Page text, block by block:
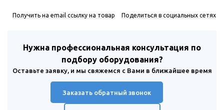
Получить на email ссылку на товар Поделиться в социальных сетях
Нужна профессиональная консультация по
подбору оборудования?
Оставьте заявку, и мы свяжемся с Вами в ближайшее время
Заказать обратный звонок